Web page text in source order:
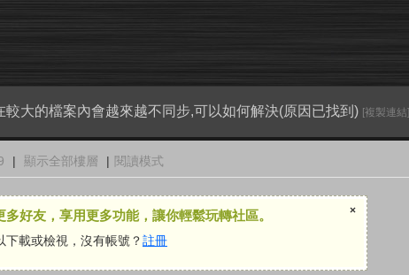
較大的檔案內會越來越不同步,可以如何解決(原因已找到) [複製連結]
| 顯示全部樓層 | 閱讀模式
好友，享用更多功能，讓你輕鬆玩轉社區。
下載或檢視，沒有帳號？註冊
×